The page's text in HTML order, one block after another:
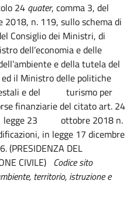
24 quater, comma 3, del
2018, n. 119, sullo schema di
Consiglio dei Ministri, di
dell’economia e delle
e della tutela del
il Ministro delle politiche
e del turismo per
finanziarie del citato art. 24
23 ottobre 2018 n.
in legge 17 dicembre
DEL
CIVILE) Codice sito
territorio, istruzione e